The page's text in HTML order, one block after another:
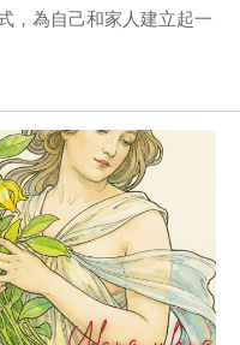
，為自己和家人建立起一